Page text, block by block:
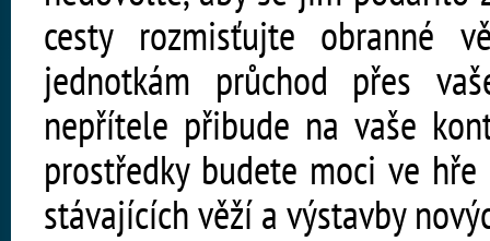
cesty rozmisťujte obranné
jednotkám průchod přes
nepřítele přibude na vaše
prostředky budete moci ve
stávajících věží a výstavby